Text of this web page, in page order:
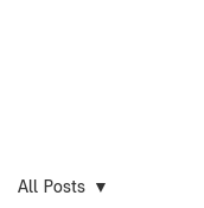
All Posts